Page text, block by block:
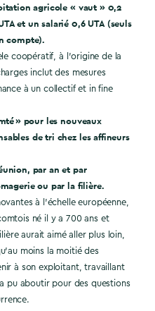
agricole « vaut » 0,2
et un salarié 0,6 UTA (seuls
compte).
coopératif, à l’origine de la
inclut des mesures
à un collectif et in fine
» pour les nouveaux
de tri chez les affineurs
par an et par
ou par la filière.
à l’échelle européenne,
né il y a 700 ans et
aurait aimé aller plus loin,
moins la moitié des
à son exploitant, travaillant
pu aboutir pour des questions